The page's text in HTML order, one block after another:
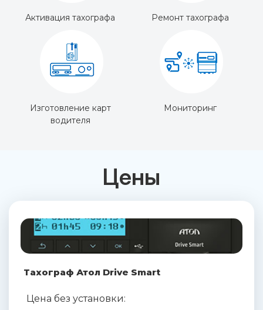
Активация тахографа Ремонт тахографа
Изготовление карт
водителя
Мониторинг
Цены
Тахограф Атол Drive Smart
Цена без установки: